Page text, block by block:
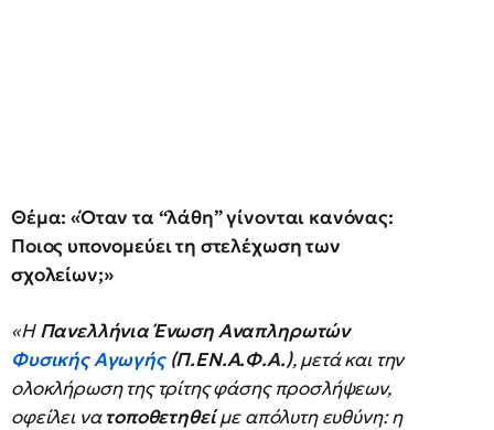
Θέμα: «Όταν τα “λάθη” γίνονται κανόνας:
Ποιος υπονομεύει τη στελέχωση των
σχολείων;»
«ΗΠανελλήνια Ένωση Αναπληρωτών
Φυσικής Αγωγής(Π.ΕΝ.Α.Φ.Α.), μετά και την
ολοκλήρωση της τρίτης φάσης προσλήψεων,
οφείλει νατοποθετηθείμε απόλυτη ευθύνη: η